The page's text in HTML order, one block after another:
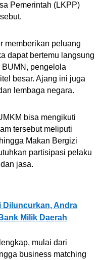
Pemerintah (LKPP)
memberikan peluang
dapat bertemu langsung
pengelola
besar. Ajang ini juga
lembaga negara.
bisa mengikuti
tersebut meliputi
Makan Bergizi
partisipasi pelaku
jasa.
Diluncurkan, Andra
Milik Daerah
mulai dari
business matching